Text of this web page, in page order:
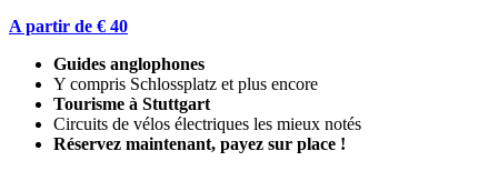
A partir de € 40
Guides anglophones
Y compris Schlossplatz et plus encore
Tourisme à Stuttgart
Circuits de vélos électriques les mieux notés
Réservez maintenant, payez sur place !